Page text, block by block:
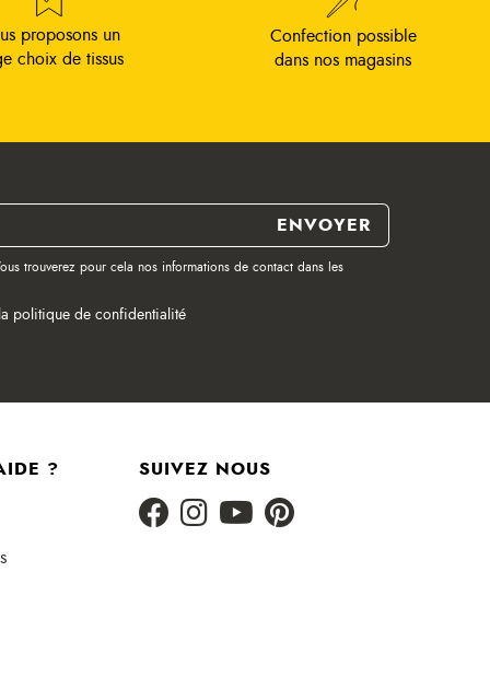
proposons un
choix de tissus
Confection possible
dans nos magasins
trouverez pour cela nos informations de contact dans les
politique de confidentialité
? SUIVEZ NOUS